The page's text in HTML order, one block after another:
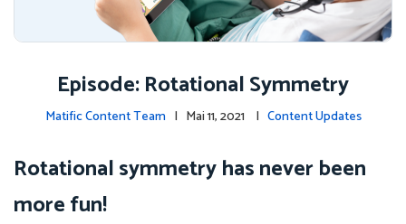
Episode: Rotational Symmetry
Matific Content Team | Mai 11, 2021 | Content Updates
Rotational symmetry has never been
more fun!